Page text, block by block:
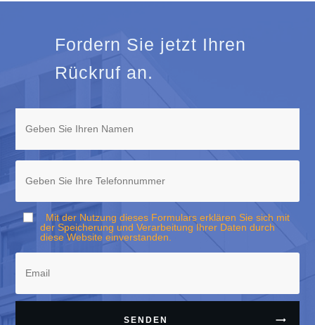
Fordern Sie jetzt Ihren
Rückruf an.
Mit der Nutzung dieses Formulars erklären Sie sich mit
der Speicherung und Verarbeitung Ihrer Daten durch
diese Website einverstanden.
SENDEN